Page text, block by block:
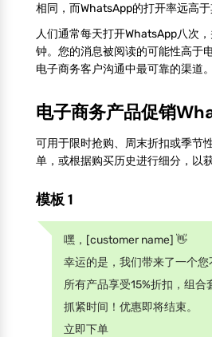
相同，而WhatsApp的打开率远高于
人们通常每天打开WhatsApp八次
钟。您的消息被阅读的可能性高于
电子商务客户沟通中最可靠的渠道。
电子商务产品促销
可用于限时抢购、周末折扣或季节
单，或根据购买历史进行细分，以
模板 1
嘿，[customer name] 👋
幸运的是，我们带来了一个您
所有产品享受15%折扣，组合
抓紧时间！优惠即将结束。
立即下单